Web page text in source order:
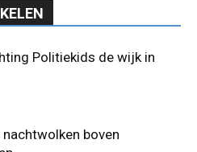
Politiekids de wijk in
boven